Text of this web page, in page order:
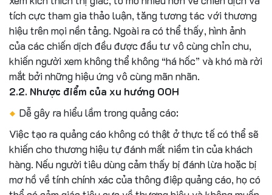
tích cực tham gia thảo luận, tăng tương tác với thương
hiệu trên mọi nền tảng. Ngoài ra có thể thấy, hình ảnh
của các chiến dịch đều được đầu tư vô cùng chỉn chu,
khiến người xem không thể không “há hốc” và khó mà rời
mắt bởi những hiệu ứng vô cùng mãn nhãn.
2.2. Nhược điểm của xu hướng OOH
Dễ gây ra hiểu lầm trong quảng cáo:
Việc tạo ra quảng cáo không có thật ở thực tế có thể sẽ
khiến cho thương hiệu tự đánh mất niềm tin của khách
hàng. Nếu người tiêu dùng cảm thấy bị đánh lừa hoặc bị
mơ hồ về tính chính xác của thông điệp quảng cáo, họ có